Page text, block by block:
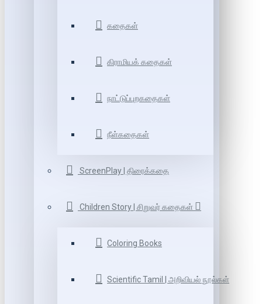
கதைகள்
கிராமியக் கதைகள்
நாட்டுப்புறகதைகள்
நீள்கதைகள்
ScreenPlay | திரைக்கதை
Children Story | சிறுவர் கதைகள்
Coloring Books
Scientific Tamil | அறிவியல் நூல்கள்